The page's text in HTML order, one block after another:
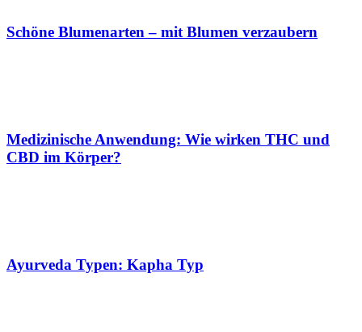
Schöne Blumenarten – mit Blumen verzaubern
Medizinische Anwendung: Wie wirken THC und
CBD im Körper?
Ayurveda Typen: Kapha Typ